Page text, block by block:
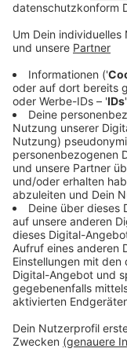
Das hat eine
ergeben,
diese Kürzung
Kreises Viersen
bereits
noch bevor die
wurde. Darum
Kosten sitzen,
Antragsfrist zu
ähnlich. Die
Kürzung bald
würden. Zwei
hatten diese
Anzeige